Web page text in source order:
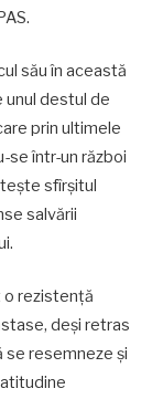
său în această
unul destul de
prin ultimele
se într-un război
sfîrșitul
salvării
o rezistență
deși retras
se resemneze și